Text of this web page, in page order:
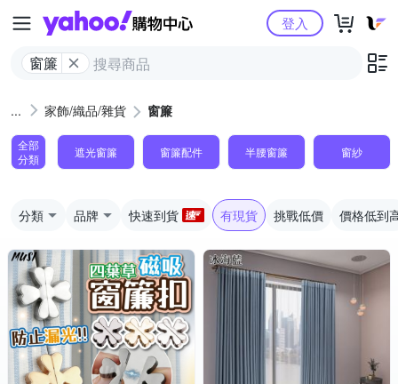
Yahoo購物中心
窗簾
登入
家飾/織品/雜貨 窗簾
全部
分類
遮光窗簾 窗簾配件 半腰窗簾 窗紗
分類 品牌 快速到貨 有現貨 挑戰低價 價格低到